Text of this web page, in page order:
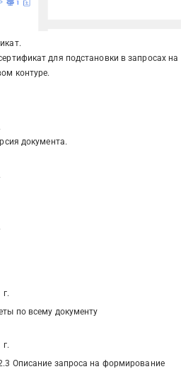
для подстановки в запросах на
контуре.
документа.
по всему документу
Описание запроса на формирование